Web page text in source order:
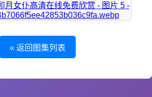
« 返回图集列表